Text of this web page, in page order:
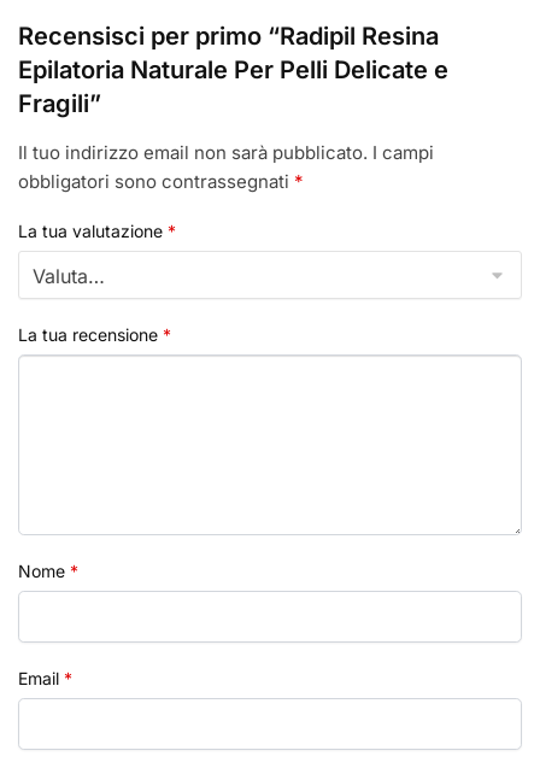
Recensisci per primo “Radipil Resina
Epilatoria Naturale Per Pelli Delicate e
Fragili”
Il tuo indirizzo email non sarà pubblicato. I campi
obbligatori sono contrassegnati *
La tua valutazione *
La tua recensione *
Nome *
Email *